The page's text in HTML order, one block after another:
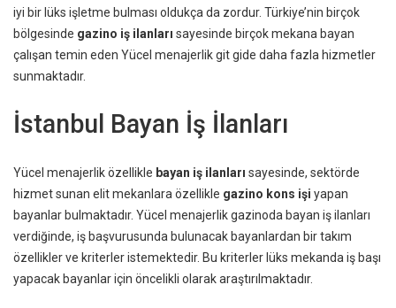
iyi bir lüks işletme bulması oldukça da zordur. Türkiye’nin birçok
bölgesinde gazino iş ilanları sayesinde birçok mekana bayan
çalışan temin eden Yücel menajerlik git gide daha fazla hizmetler
sunmaktadır.
İstanbul Bayan İş İlanları
Yücel menajerlik özellikle bayan iş ilanları sayesinde, sektörde
hizmet sunan elit mekanlara özellikle gazino kons işi yapan
bayanlar bulmaktadır. Yücel menajerlik gazinoda bayan iş ilanları
verdiğinde, iş başvurusunda bulunacak bayanlardan bir takım
özellikler ve kriterler istemektedir. Bu kriterler lüks mekanda iş başı
yapacak bayanlar için öncelikli olarak araştırılmaktadır.